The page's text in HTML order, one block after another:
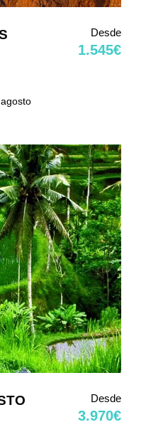
Desde
1.545€
Desde
3.970€